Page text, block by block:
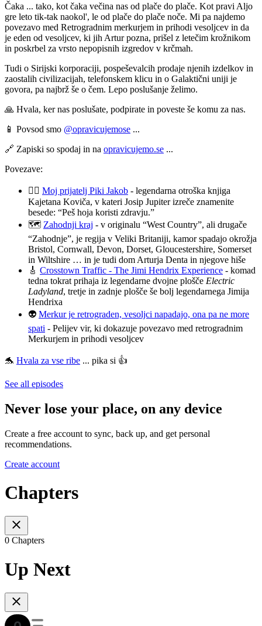
Čaka ... tako, kot čaka večina nas od plače do plače. Kot pravi Aljo
gre leto tik-tak naokol', le od plače do plače noče. Mi pa najdemo
povezavo med Retrogradnim merkurjem in prihodi vesoljcev in da
je eden od vesoljcev, ki jih Artur pozna, prišel z letečim krožnikom
in poskrbel za vrsto nepopisnih izgredov v krčmah.
Tudi o Sirijski korporaciji, pospeševalcih prodaje njenih izdelkov in
zaostalih civilizacijah, telefonskem klicu in o Galaktični uniji je
govora, pa najbrž še o čem. Lepo poslušanje želimo.
🙏 Hvala, ker nas poslušate, podpirate in poveste še komu za nas.
📱 Povsod smo @opravicujemose ...
🔗 Zapiski so spodaj in na opravicujemo.se ...
Povezave:
🚶‍♂️ Moj prijatelj Piki Jakob - legendarna otroška knjiga
Kajetana Koviča, v kateri Josip Jupiter izreče znamenite
besede: “Peš hoja koristi zdravju.”
🗺️ Zahodnji kraj - v originalu “West Country”, ali drugače
“Zahodnje”, je regija v Veliki Britaniji, kamor spadajo okrožja
Bristol, Cornwall, Devon, Dorset, Gloucestershire, Somerset
in Wiltshire … in je tudi dom Arturja Denta in njegove hiše
🎸 Crosstown Traffic - The Jimi Hendrix Experience - komad
tedna tokrat prihaja iz legendarne dvojne plošče Electric
Ladyland, tretje in zadnje plošče še bolj legendarnega Jimija
Hendrixa
👽 Merkur je retrograden, vesoljci napadajo, ona pa ne more
spati - Pelijev vir, ki dokazuje povezavo med retrogradnim
Merkurjem in prihodi vesoljcev
🐬 Hvala za vse ribe ... pika si 👍
See all episodes
Never lose your place, on any device
Create a free account to sync, back up, and get personal
recommendations.
Create account
Chapters
0 Chapters
Up Next